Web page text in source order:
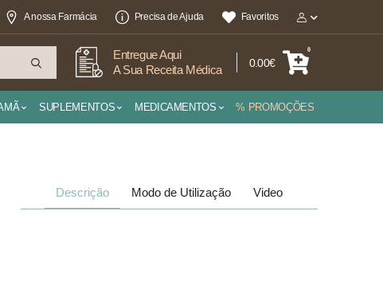
A nossa Farmácia Precisa de Ajuda Favoritos
Entregue Aqui
A Sua Receita Médica
0.00€
0
SUPLEMENTOS MEDICAMENTOS % PROMOÇÕES
Descrição Modo de Utilização Video